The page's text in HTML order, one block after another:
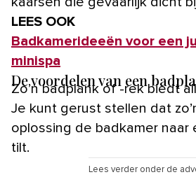
LEES OOK
Badkamerideeën voor een
minispa
De voordelen van een
Zo’n badplank of -rek biedt
Je kunt gerust stellen dat
oplossing de badkamer naar
tilt.
Lees verder onder de